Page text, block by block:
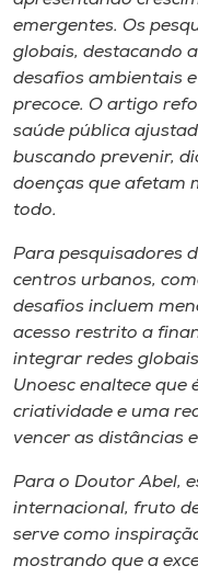
A+
emergentes. Os
globais, destacando
desafios ambientais
precoce. O artigo
saúde pública
buscando prevenir,
doenças que afetam
todo.
Para pesquisadores
centros urbanos,
desafios incluem
acesso restrito a
integrar redes
Unoesc enaltece que
criatividade e uma
vencer as distâncias
Para o Doutor Abel,
internacional, fruto
serve como
mostrando que a